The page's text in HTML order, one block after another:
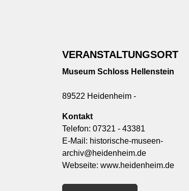
VERANSTALTUNGSORT
Museum Schloss Hellenstein
89522 Heidenheim -
Kontakt
Telefon: 07321 - 43381
E-Mail: historische-museen-
archiv@heidenheim.de
Webseite: www.heidenheim.de